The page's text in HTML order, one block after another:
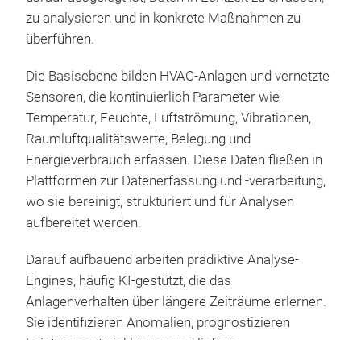
zu analysieren und in konkrete Maßnahmen zu
überführen.
Die Basisebene bilden HVAC-Anlagen und vernetzte
Sensoren, die kontinuierlich Parameter wie
Temperatur, Feuchte, Luftströmung, Vibrationen,
Raumluftqualitätswerte, Belegung und
Energieverbrauch erfassen. Diese Daten fließen in
Plattformen zur Datenerfassung und -verarbeitung,
wo sie bereinigt, strukturiert und für Analysen
aufbereitet werden.
Darauf aufbauend arbeiten prädiktive Analyse-
Engines, häufig KI-gestützt, die das
Anlagenverhalten über längere Zeiträume erlernen.
Sie identifizieren Anomalien, prognostizieren